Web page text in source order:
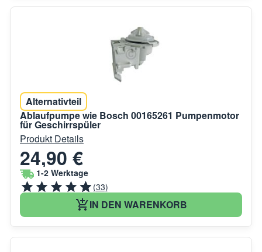
Alternativteil
Ablaufpumpe wie Bosch 00165261 Pumpenmotor
für Geschirrspüler
Produkt Details
24,90 €
1-2 Werktage
(33)
IN DEN WARENKORB